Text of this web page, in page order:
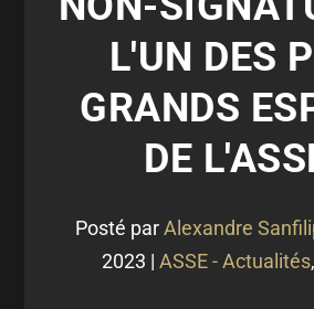
L'UN DES
GRANDS
DE
Posté parAlexandre
2023 | ASSE - Actualités,